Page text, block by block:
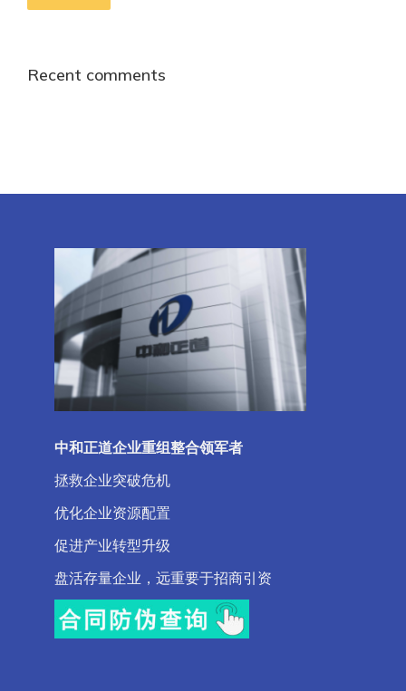
Recent comments
中和正道企业重组整合领军者
拯救企业突破危机
优化企业资源配置
促进产业转型升级
盘活存量企业，远重要于招商引资